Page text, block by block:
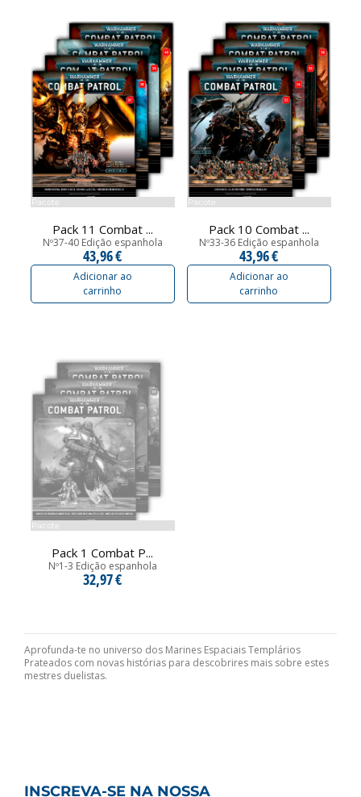
Pacote
Pack 11 Combat ...
Nº37-40 Edição espanhola
43,96 €
Adicionar ao
carrinho
Pacote
Pack 10 Combat ...
Nº33-36 Edição espanhola
43,96 €
Adicionar ao
carrinho
Pacote
Pack 1 Combat P...
Nº1-3 Edição espanhola
32,97 €
Aprofunda-te no universo dos Marines Espaciais Templários
Prateados com novas histórias para descobrires mais sobre estes
mestres duelistas.
INSCREVA-SE NA NOSSA